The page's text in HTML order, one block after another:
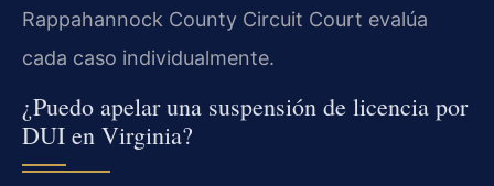
Rappahannock County Circuit Court evalúa
cada caso individualmente.
¿Puedo apelar una suspensión de licencia por
DUI en Virginia?